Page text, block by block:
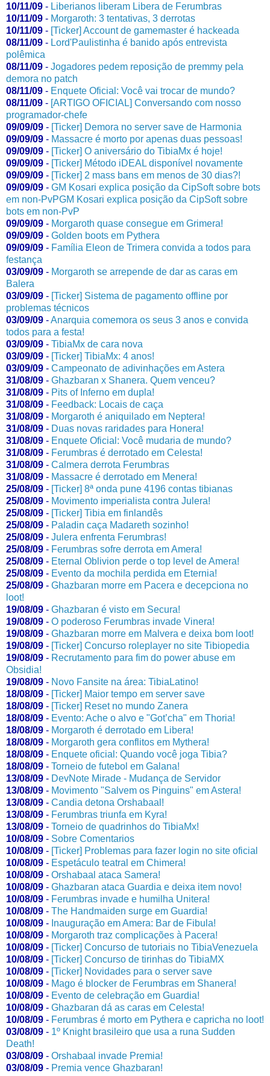
10/11/09 - Liberianos liberam Libera de Ferumbras
10/11/09 - Morgaroth: 3 tentativas, 3 derrotas
10/11/09 - [Ticker] Account de gamemaster é hackeada
08/11/09 - Lord'Paulistinha é banido após entrevista
polêmica
08/11/09 - Jogadores pedem reposição de premmy pela
demora no patch
08/11/09 - Enquete Oficial: Você vai trocar de mundo?
08/11/09 - [ARTIGO OFICIAL] Conversando com nosso
programador-chefe
09/09/09 - [Ticker] Demora no server save de Harmonia
09/09/09 - Massacre é morto por apenas duas pessoas!
09/09/09 - [Ticker] O aniversário do TibiaMx é hoje!
09/09/09 - [Ticker] Método iDEAL disponível novamente
09/09/09 - [Ticker] 2 mass bans em menos de 30 dias?!
09/09/09 - GM Kosari explica posição da CipSoft sobre bots
em non-PvPGM Kosari explica posição da CipSoft sobre
bots em non-PvP
09/09/09 - Morgaroth quase consegue em Grimera!
09/09/09 - Golden boots em Pythera
09/09/09 - Família Eleon de Trimera convida a todos para
festança
03/09/09 - Morgaroth se arrepende de dar as caras em
Balera
03/09/09 - [Ticker] Sistema de pagamento offline por
problemas técnicos
03/09/09 -Anarquia comemora os seus 3 anos e convida
todos para a festa!
03/09/09 - TibiaMx de cara nova
03/09/09 - [Ticker] TibiaMx: 4 anos!
03/09/09 - Campeonato de adivinhações em Astera
31/08/09 - Ghazbaran x Shanera. Quem venceu?
31/08/09 - Pits of Inferno em dupla!
31/08/09 - Feedback: Locais de caça
31/08/09 - Morgaroth é aniquilado em Neptera!
31/08/09 - Duas novas raridades para Honera!
31/08/09 - Enquete Oficial: Você mudaria de mundo?
31/08/09 - Ferumbras é derrotado em Celesta!
31/08/09 - Calmera derrota Ferumbras
31/08/09 - Massacre é derrotado em Menera!
25/08/09 - [Ticker] 8ª onda pune 4196 contas tibianas
25/08/09 - Movimento imperialista contra Julera!
25/08/09 - [Ticker] Tibia em finlandês
25/08/09 - Paladin caça Madareth sozinho!
25/08/09 - Julera enfrenta Ferumbras!
25/08/09 - Ferumbras sofre derrota em Amera!
25/08/09 - Eternal Oblivion perde o top level de Amera!
25/08/09 - Evento da mochila perdida em Eternia!
25/08/09 - Ghazbaran morre em Pacera e decepciona no
loot!
19/08/09 - Ghazbaran é visto em Secura!
19/08/09 - O poderoso Ferumbras invade Vinera!
19/08/09 - Ghazbaran morre em Malvera e deixa bom loot!
19/08/09 - [Ticker] Concurso roleplayer no site Tibiopedia
19/08/09 - Recrutamento para fim do power abuse em
Obsidia!
19/08/09 - Novo Fansite na área: TibiaLatino!
18/08/09 - [Ticker] Maior tempo em server save
18/08/09 - [Ticker] Reset no mundo Zanera
18/08/09 - Evento: Ache o alvo e "Got’cha" em Thoria!
18/08/09 - Morgaroth é derrotado em Libera!
18/08/09 - Morgaroth gera conflitos em Mythera!
18/08/09 - Enquete oficial: Quando você joga Tibia?
18/08/09 - Torneio de futebol em Galana!
13/08/09 - DevNote Mirade - Mudança de Servidor
13/08/09 - Movimento "Salvem os Pinguins" em Astera!
13/08/09 - Candia detona Orshabaal!
13/08/09 - Ferumbras triunfa em Kyra!
13/08/09 - Torneio de quadrinhos do TibiaMx!
10/08/09 - Sobre Comentarios
10/08/09 - [Ticker] Problemas para fazer login no site oficial
10/08/09 - Espetáculo teatral em Chimera!
10/08/09 - Orshabaal ataca Samera!
10/08/09 - Ghazbaran ataca Guardia e deixa item novo!
10/08/09 - Ferumbras invade e humilha Unitera!
10/08/09 - The Handmaiden surge em Guardia!
10/08/09 - Inauguração em Amera: Bar de Fibula!
10/08/09 - Morgaroth traz complicações à Pacera!
10/08/09 - [Ticker] Concurso de tutoriais no TibiaVenezuela
10/08/09 - [Ticker] Concurso de tirinhas do TibiaMX
10/08/09 - [Ticker] Novidades para o server save
10/08/09 - Mago é blocker de Ferumbras em Shanera!
10/08/09 - Evento de celebração em Guardia!
10/08/09 - Ghazbaran dá as caras em Celesta!
10/08/09 - Ferumbras é morto em Pythera e capricha no loot!
03/08/09 - 1º Knight brasileiro que usa a runa Sudden
Death!
03/08/09 - Orshabaal invade Premia!
03/08/09 - Premia vence Ghazbaran!